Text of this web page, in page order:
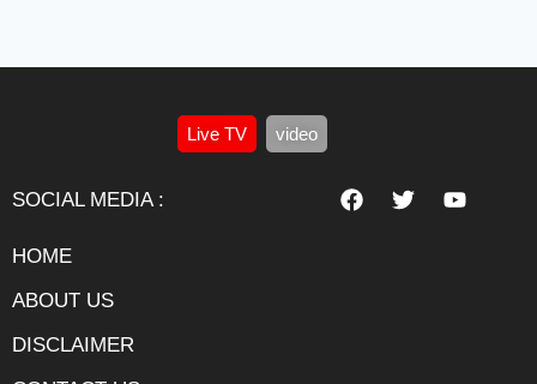
Live TV video
SOCIAL MEDIA :
HOME
ABOUT US
DISCLAIMER